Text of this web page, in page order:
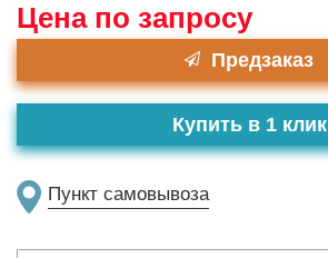
Цена по запросу
Предзаказ
Пункт самовывоза
Купить в 1 клик